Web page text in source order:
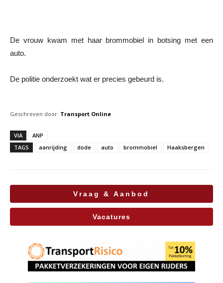
De vrouw kwam met haar brommobiel in botsing met een
auto.
De politie onderzoekt wat er precies gebeurd is.
Geschreven door: Transport Online
VIA
ANP
TAGS
aanrijding dode auto brommobiel Haaksbergen
Vraag & Aanbod
Vacatures